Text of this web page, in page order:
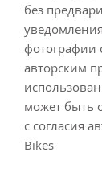
без
фотографии
авторским
может быть
с согласия
Bikes